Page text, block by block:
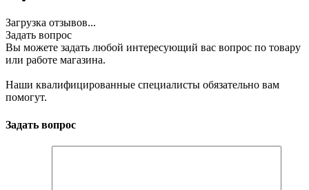
Загрузка отзывов...
Задать вопрос
Вы можете задать любой интересующий вас вопрос по товару
или работе магазина.
Наши квалифицированные специалисты обязательно вам
помогут.
Задать вопрос